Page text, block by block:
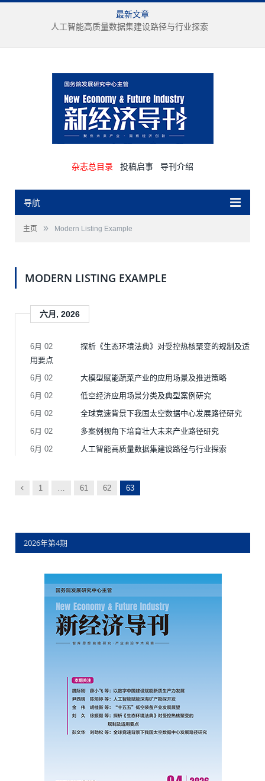
最新文章
人工智能高质量数据集建设路径与行业探索
杂志总目录 投稿启事 导刊介绍
导航
主页 » Modern Listing Example
MODERN LISTING EXAMPLE
六月, 2026
6月 02
探析《生态环境法典》对受控热核聚变的规制及适
用要点
6月 02
大模型赋能蔬菜产业的应用场景及推进策略
6月 02
低空经济应用场景分类及典型案例研究
6月 02
全球竞速背景下我国太空数据中心发展路径研究
6月 02
多案例视角下培育壮大未来产业路径研究
6月 02
人工智能高质量数据集建设路径与行业探索
以
1 … 61 62 63
2026年第4期